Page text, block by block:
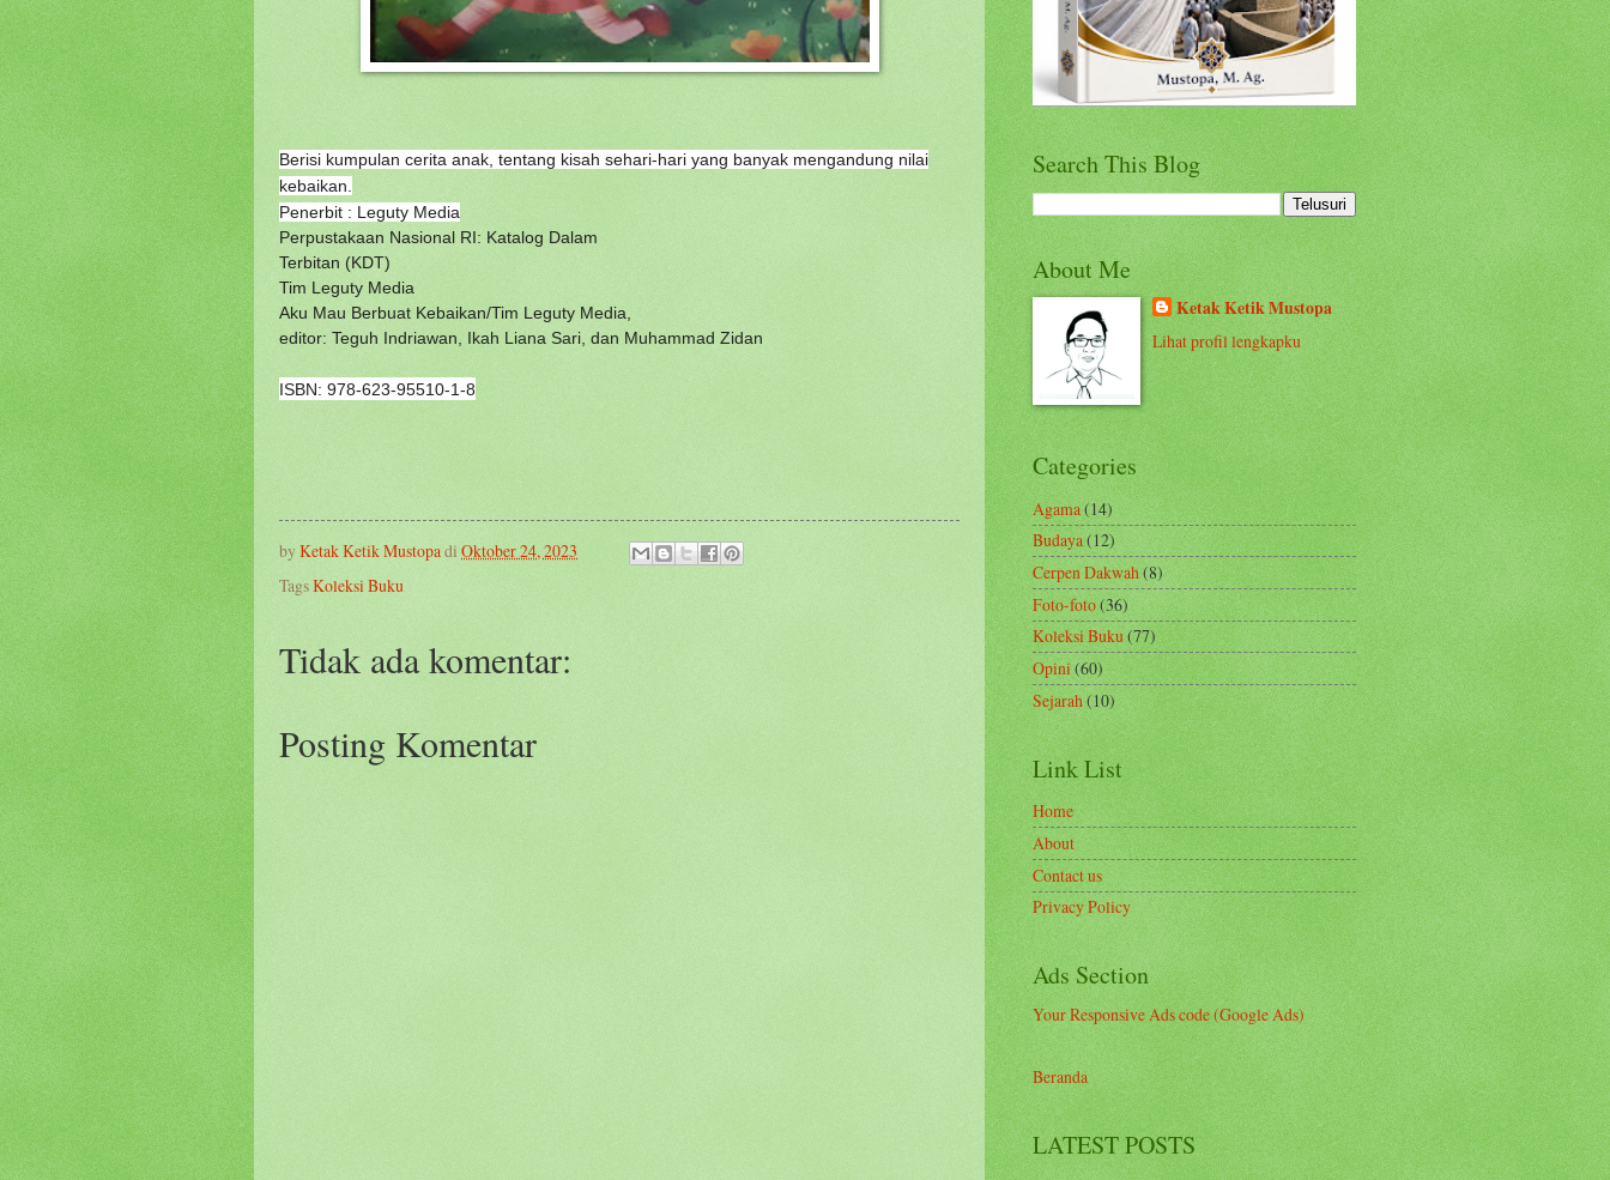
Berisi kumpulan cerita anak, tentang kisah sehari-hari yang banyak mengandung nilai
kebaikan.
Penerbit : Leguty Media
Perpustakaan Nasional RI: Katalog Dalam
Terbitan (KDT)
Tim Leguty Media
Aku Mau Berbuat Kebaikan/Tim Leguty Media,
editor: Teguh Indriawan, Ikah Liana Sari, dan Muhammad Zidan
ISBN: 978-623-95510-1-8
by Ketak Ketik Mustopa di Oktober 24, 2023
TagsKoleksi Buku
Tidak ada komentar:
Posting Komentar
Search This Blog
About Me
Ketak Ketik Mustopa
Lihat profil lengkapku
Categories
Agama(14)
Budaya(12)
Cerpen Dakwah(8)
Foto-foto(36)
Koleksi Buku(77)
Opini(60)
Sejarah(10)
Link List
Home
About
Contact us
Privacy Policy
Ads Section
Your Responsive Ads code (Google Ads)
Beranda
LATEST POSTS